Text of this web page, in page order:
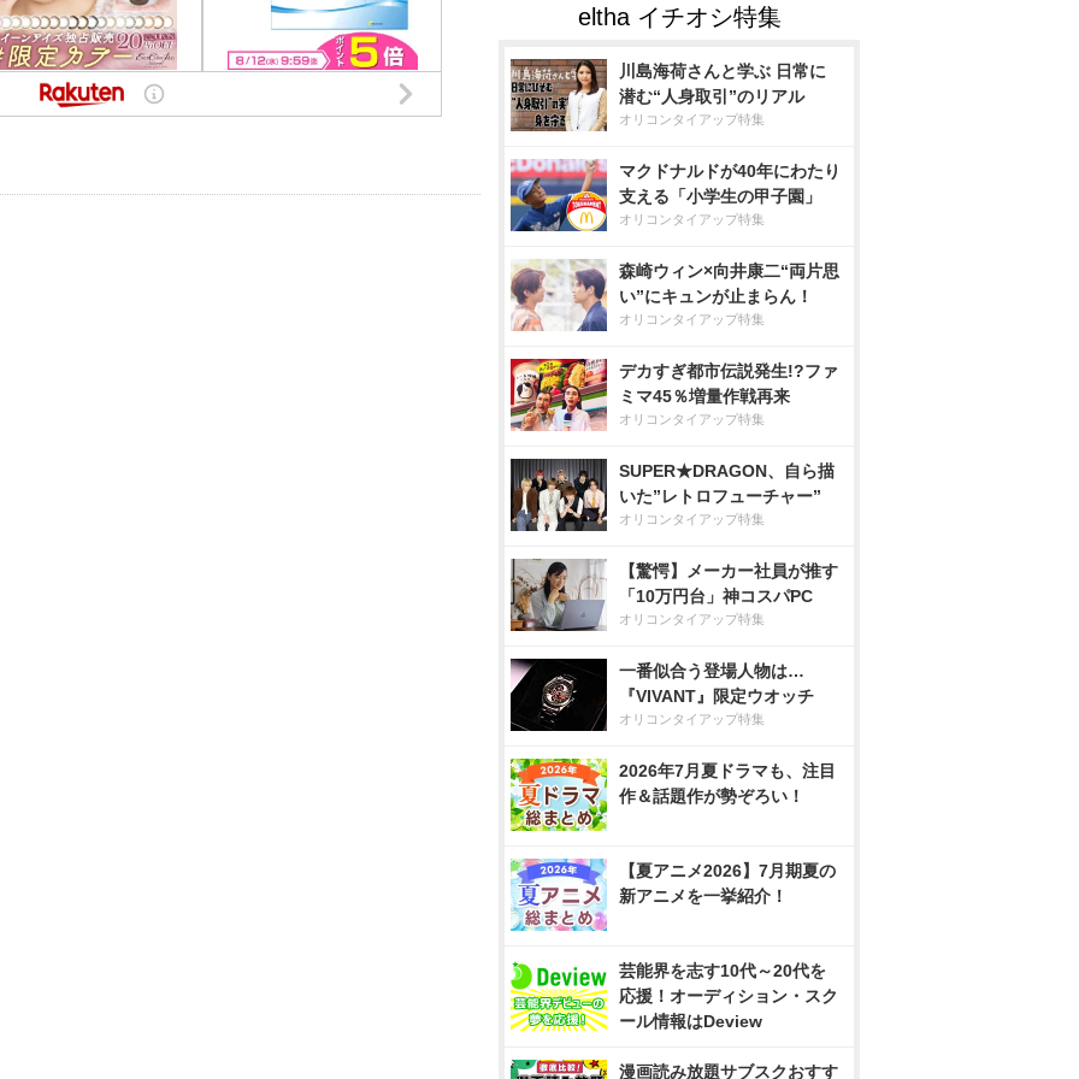
川島海荷さんと学ぶ 日常に
潜む“人身取引”のリアル
オリコンタイアップ特集
マクドナルドが40年にわたり
支える「小学生の甲子園」
オリコンタイアップ特集
森崎ウィン×向井康二“両片思
い”にキュンが止まらん！
オリコンタイアップ特集
デカすぎ都市伝説発生!?ファ
ミマ45％増量作戦再来
オリコンタイアップ特集
SUPER★DRAGON、自ら描
いた”レトロフューチャー”
オリコンタイアップ特集
【驚愕】メーカー社員が推す
「10万円台」神コスパPC
オリコンタイアップ特集
一番似合う登場人物は…
『VIVANT』限定ウオッチ
オリコンタイアップ特集
2026年7月夏ドラマも、注目
作＆話題作が勢ぞろい！
【夏アニメ2026】7月期夏の
新アニメを一挙紹介！
芸能界を志す10代～20代を
応援！オーディション・スク
ール情報はDeview
漫画読み放題サブスクおすす